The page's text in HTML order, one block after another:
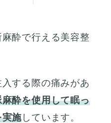
酔で行える美容整
する際の痛みがあ
酔を使用して眠っ
実施しています。